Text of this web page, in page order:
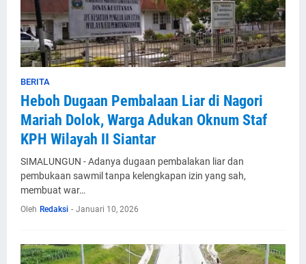
BERITA
Heboh Dugaan Pembalaan Liar di Nagori
Mariah Dolok, Warga Adukan Oknum Staf
KPH Wilayah II Siantar
SIMALUNGUN - Adanya dugaan pembalakan liar dan
pembukaan sawmil tanpa kelengkapan izin yang sah,
membuat war…
Oleh Redaksi - Januari 10, 2026